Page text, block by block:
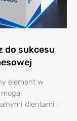
do sukcesu
element w
klientami i